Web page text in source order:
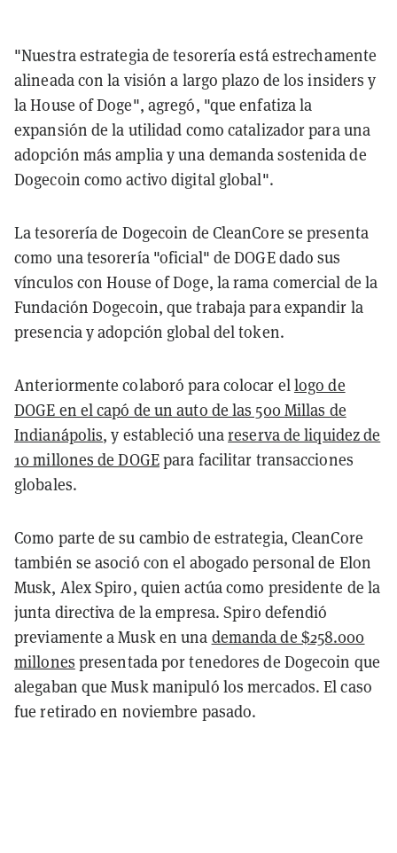
"Nuestra estrategia de tesorería está estrechamente
alineada con la visión a largo plazo de los insiders y
la House of Doge", agregó, "que enfatiza la
expansión de la utilidad como catalizador para una
adopción más amplia y una demanda sostenida de
Dogecoin como activo digital global".
La tesorería de Dogecoin de CleanCore se presenta
como una tesorería "oficial" de DOGE dado sus
vínculos con House of Doge, la rama comercial de la
Fundación Dogecoin, que trabaja para expandir la
presencia y adopción global del token.
Anteriormente colaboró para colocar ellogo de
DOGE en el capó de un auto de las 500 Millas de
Indianápolis, y estableció unareserva de liquidez de
10 millones de DOGEpara facilitar transacciones
globales.
Como parte de su cambio de estrategia, CleanCore
también se asoció con el abogado personal de Elon
Musk, Alex Spiro, quien actúa como presidente de la
junta directiva de la empresa. Spiro defendió
previamente a Musk en una demanda de $258.000
millones presentada por tenedores de Dogecoin que
alegaban que Musk manipuló los mercados. El caso
fue retirado en noviembre pasado.